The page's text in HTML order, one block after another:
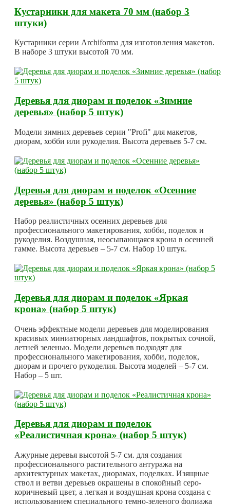
Кустарники для макета 70 мм (набор 3
штуки)
Кустарники серии Archiforma для изготовления макетов.
В наборе 3 штуки высотой 70 мм.
Деревья для диорам и поделок «Зимние
деревья» (набор 5 штук)
Модели зимних деревьев серии "Profi" для макетов,
диорам, хобби или рукоделия. Высота деревьев 5-7 см.
Деревья для диорам и поделок «Осенние
деревья» (набор 5 штук)
Набор реалистичных осенних деревьев для
профессионального макетирования, хобби, поделок и
рукоделия. Воздушная, неосыпающаяся крона в осенней
гамме. Высота деревьев – 5-7 см. Набор 10 штук.
Деревья для диорам и поделок «Яркая
крона» (набор 5 штук)
Очень эффектные модели деревьев для моделирования
красивых миниатюрных ландшафтов, покрытых сочной,
летней зеленью. Модели деревьев подходят для
профессионального макетирования, хобби, поделок,
диорам и прочего рукоделия. Высота моделей – 5-7 см.
Набор – 5 шт.
Деревья для диорам и поделок
«Реалистичная крона» (набор 5 штук)
Ажурные деревья высотой 5-7 см. для создания
профессионального растительного антуража на
архитектурных макетах, диорамах, поделках. Изящные
ствол и ветви деревьев окрашены в спокойный серо-
коричневый цвет, а легкая и воздушная крона создана с
использованием специального темно-зеленого фолиажа